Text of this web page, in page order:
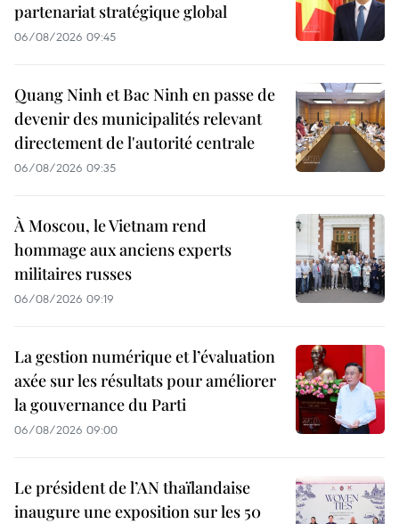
partenariat stratégique global
06/08/2026 09:45
Quang Ninh et Bac Ninh en passe de
devenir des municipalités relevant
directement de l'autorité centrale
06/08/2026 09:35
À Moscou, le Vietnam rend
hommage aux anciens experts
militaires russes
06/08/2026 09:19
La gestion numérique et l’évaluation
axée sur les résultats pour améliorer
la gouvernance du Parti
06/08/2026 09:00
Le président de l’AN thaïlandaise
inaugure une exposition sur les 50